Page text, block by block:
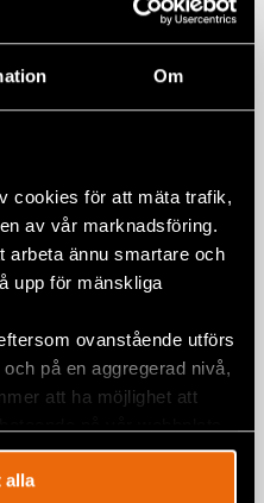
Om
cookies för att mäta trafik,
av vår marknadsföring.
arbeta ännu smartare och
upp för mänskliga
ovanstående utförs
på en aggregerad nivå,
att ha möjlighet att
alla
Leading
“The Car is
2018